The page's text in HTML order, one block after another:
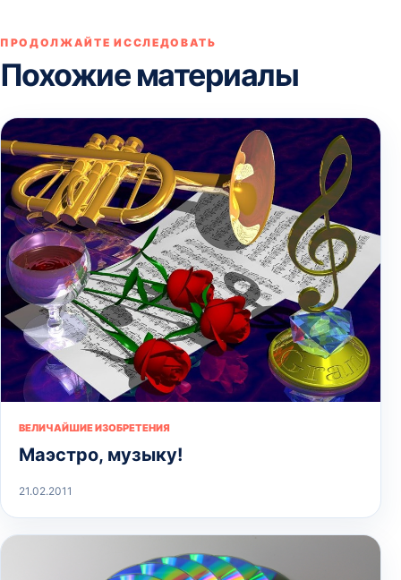
ПРОДОЛЖАЙТЕ ИССЛЕДОВАТЬ
Похожие материалы
ВЕЛИЧАЙШИЕ ИЗОБРЕТЕНИЯ
Маэстро, музыку!
21.02.2011